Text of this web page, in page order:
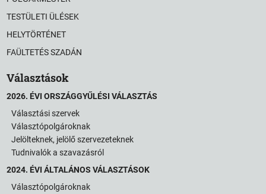
TESTÜLETI ÜLÉSEK
HELYTÖRTÉNET
FAÜLTETÉS SZADÁN
Választások
2026. ÉVI ORSZÁGGYŰLÉSI VÁLASZTÁS
Választási szervek
Választópolgároknak
Jelölteknek, jelölő szervezeteknek
Tudnivalók a szavazásról
2024. ÉVI ÁLTALÁNOS VÁLASZTÁSOK
Választópolgároknak